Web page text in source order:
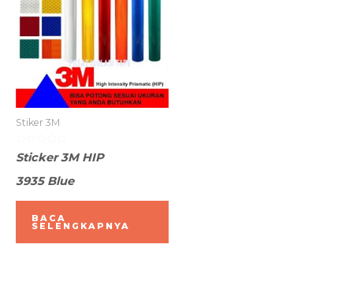
Stiker 3M
Dinilai
0
5
Sticker 3M HIP
3935 Blue
BACA
SELENGKAPNYA